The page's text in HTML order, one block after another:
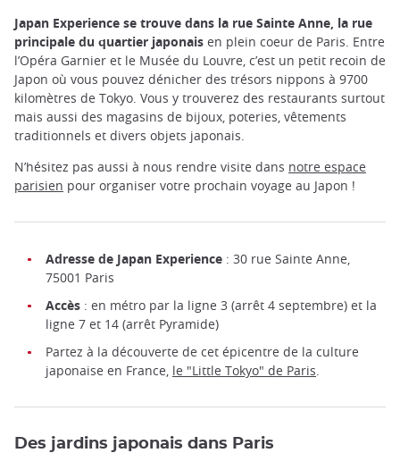
Japan Experience se trouve dans la rue Sainte Anne, la rue
principale du quartier japonais en plein coeur de Paris. Entre
l’Opéra Garnier et le Musée du Louvre, c’est un petit recoin de
Japon où vous pouvez dénicher des trésors nippons à 9700
kilomètres de Tokyo. Vous y trouverez des restaurants surtout
mais aussi des magasins de bijoux, poteries, vêtements
traditionnels et divers objets japonais.
N’hésitez pas aussi à nous rendre visite dans notre espace
parisien pour organiser votre prochain voyage au Japon !
Adresse de Japan Experience : 30 rue Sainte Anne,
75001 Paris
Accès : en métro par la ligne 3 (arrêt 4 septembre) et la
ligne 7 et 14 (arrêt Pyramide)
Partez à la découverte de cet épicentre de la culture
japonaise en France, le "Little Tokyo" de Paris.
Des jardins japonais dans Paris